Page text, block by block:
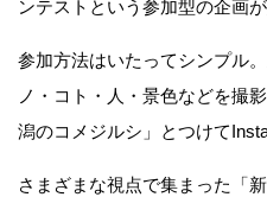
ンテストという参加型の企画が
参加方法はいたってシンプル
ノ・コト・人・景色などを撮
潟のコメジルシ」とつけて
さまざまな視点で集まった「